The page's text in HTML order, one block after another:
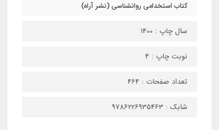
کتاب استخدامی روانشناسی (نشر آراه)
سال چاپ : 1400
نوبت چاپ : 4
تعداد صفحات : 464
شابک : 9786226935463